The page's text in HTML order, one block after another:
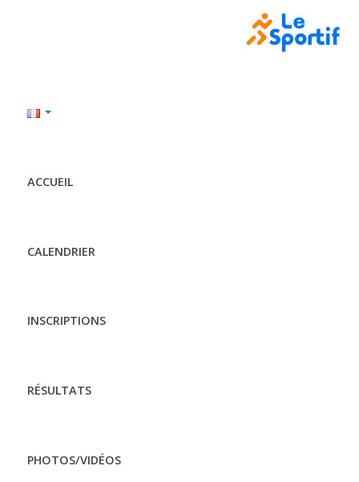
ACCUEIL
CALENDRIER
INSCRIPTIONS
RÉSULTATS
PHOTOS/VIDÉOS